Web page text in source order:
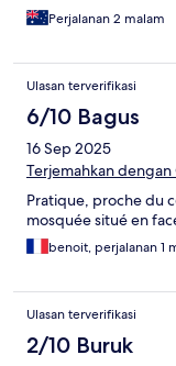
Perjalanan 2 malam
Ulasan terverifikasi
6/10 Bagus
16 Sep 2025
Terjemahkan
Pratique, proche du
mosquée situé en
benoit, perjalanan 1
Ulasan terverifikasi
2/10 Buruk